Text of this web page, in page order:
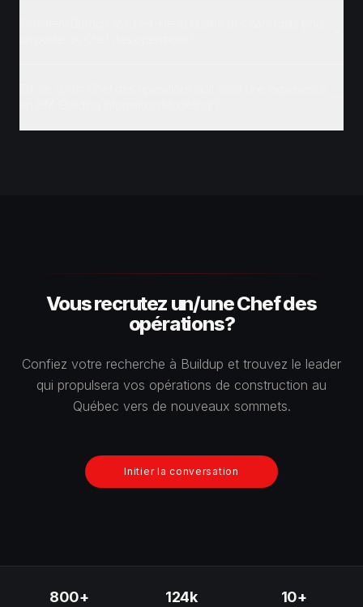
Vous recrutez un/une Chef des
opérations?
Confiez votre recherche à Buildup et trouvez le leader
qui propulsera vos opérations de construction au
Québec vers de nouveaux sommets.
Initier la conversation
800+ 124k 10+